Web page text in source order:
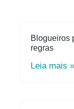
Blogueiros
regras
Leia mais »